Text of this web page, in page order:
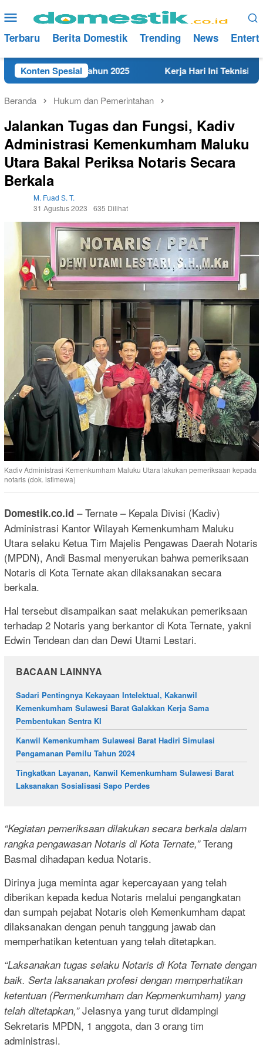
ke
konten
Menu
Mobile
Terbaru Berita Domestik Trending News
Konten Spesial
Rembang Tahun 2025 Kerja Hari Ini Teknisi/Mekanik
Beranda Hukum dan Pemerintahan
Jalankan Tugas dan Fungsi, Kadiv
Administrasi Kemenkumham Maluku
Utara Bakal Periksa Notaris Secara
Berkala
M. Fuad S. T.
31 Agustus 2023
635 Dilihat
Kadiv Administrasi Kemenkumham Maluku Utara lakukan pemeriksaan kepada
notaris (dok. istimewa)
Domestik.co.id – Ternate – Kepala Divisi (Kadiv)
Administrasi Kantor Wilayah Kemenkumham Maluku
Utara selaku Ketua Tim Majelis Pengawas Daerah Notaris
(MPDN), Andi Basmal menyerukan bahwa pemeriksaan
Notaris di Kota Ternate akan dilaksanakan secara
berkala.
Hal tersebut disampaikan saat melakukan pemeriksaan
terhadap 2 Notaris yang berkantor di Kota Ternate, yakni
Edwin Tendean dan dan Dewi Utami Lestari.
BACAAN LAINNYA
Sadari Pentingnya Kekayaan Intelektual, Kakanwil
Kemenkumham Sulawesi Barat Galakkan Kerja Sama
Pembentukan Sentra KI
Kanwil Kemenkumham Sulawesi Barat Hadiri Simulasi
Pengamanan Pemilu Tahun 2024
Tingkatkan Layanan, Kanwil Kemenkumham Sulawesi Barat
Laksanakan Sosialisasi Sapo Perdes
“Kegiatan pemeriksaan dilakukan secara berkala dalam
rangka pengawasan Notaris di Kota Ternate,”Terang
Basmal dihadapan kedua Notaris.
Dirinya juga meminta agar kepercayaan yang telah
diberikan kepada kedua Notaris melalui pengangkatan
dan sumpah pejabat Notaris oleh Kemenkumham dapat
dilaksanakan dengan penuh tanggung jawab dan
memperhatikan ketentuan yang telah ditetapkan.
“Laksanakan tugas selaku Notaris di Kota Ternate dengan
baik. Serta laksanakan profesi dengan memperhatikan
ketentuan (Permenkumham dan Kepmenkumham) yang
telah ditetapkan,”Jelasnya yang turut didampingi
Sekretaris MPDN, 1 anggota, dan 3 orang tim
administrasi.